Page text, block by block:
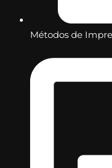
Métodos de